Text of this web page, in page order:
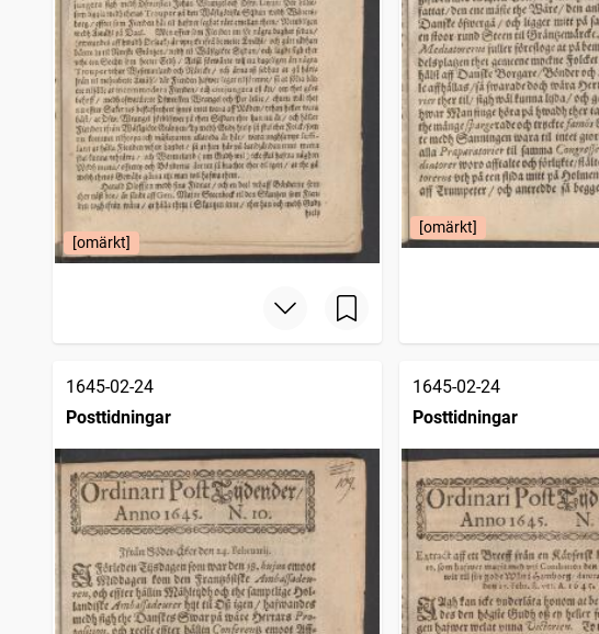
[omärkt]
[omärkt]
1645-02-24
Posttidningar
1645-02-24
Posttidningar